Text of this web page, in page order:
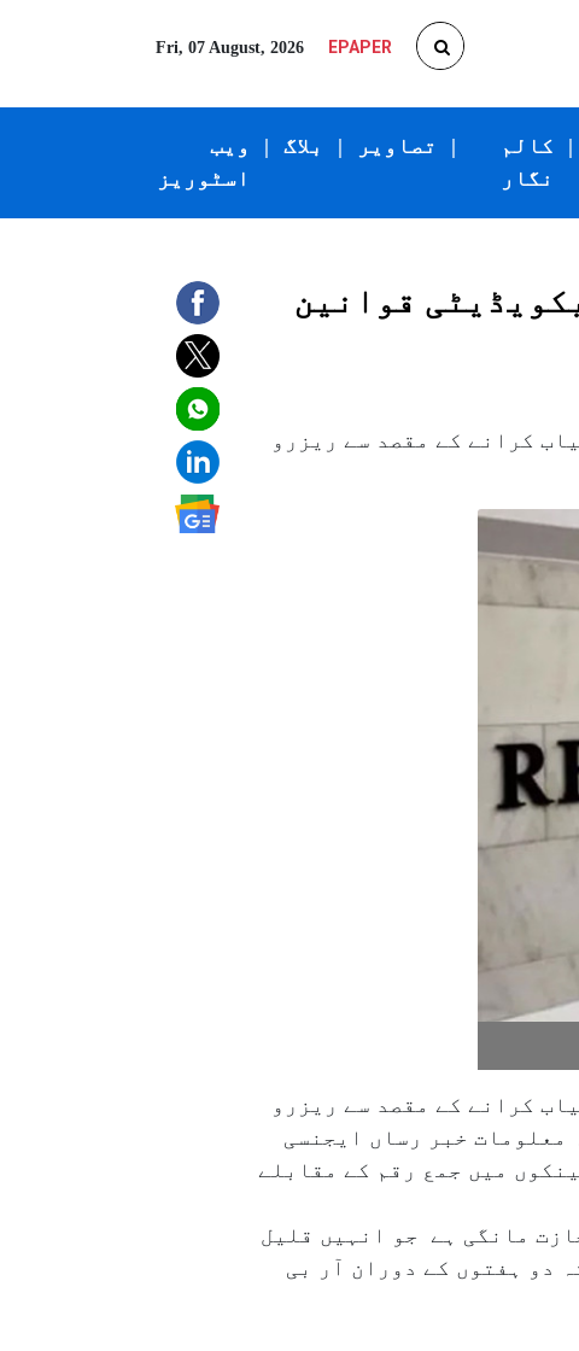
Fri, 07 August, 2026 EPAPER
ویب
اسٹوریز
| بلاگ | تصاویر |
کالم
نگار
|
قوانین
کرانے کے مقصد سے ریزرو
کرانے کے مقصد سے ریزرو
معلومات خبر رساں ایجنسی
میں جمع رقم کے مقابلے
مانگی ہے جو انہیں قلیل
دو ہفتوں کے دوران آر بی